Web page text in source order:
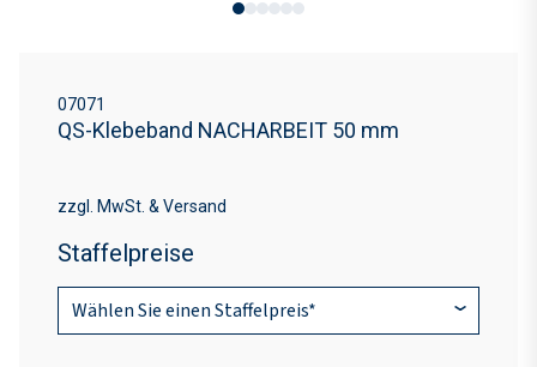
QS-Klebeband NACHARBEIT 50 mm
zzgl. MwSt. & Versand
Staffelpreise
⌄
Wählen Sie einen Staffelpreis*
07071